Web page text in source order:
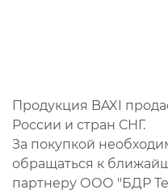
Продукция BAXI
России и стран СНГ.
За покупкой
обращаться к
партнеру ООО "БДР